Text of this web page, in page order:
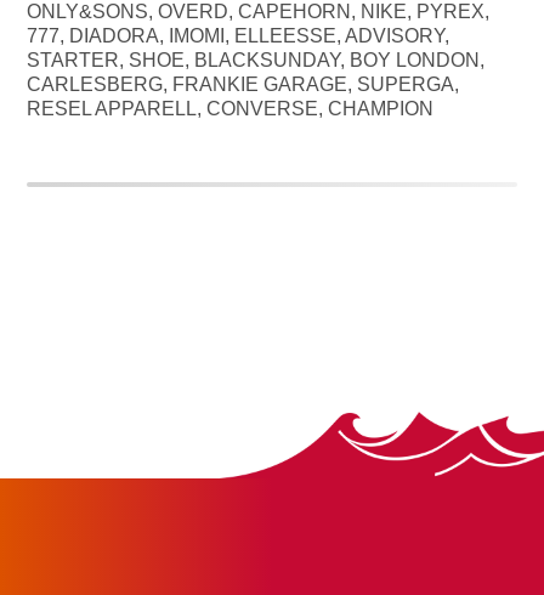
ONLY&SONS, OVERD, CAPEHORN, NIKE, PYREX,
777, DIADORA, IMOMI, ELLEESSE, ADVISORY,
STARTER, SHOE, BLACKSUNDAY, BOY LONDON,
CARLESBERG, FRANKIE GARAGE, SUPERGA,
RESEL APPARELL, CONVERSE, CHAMPION